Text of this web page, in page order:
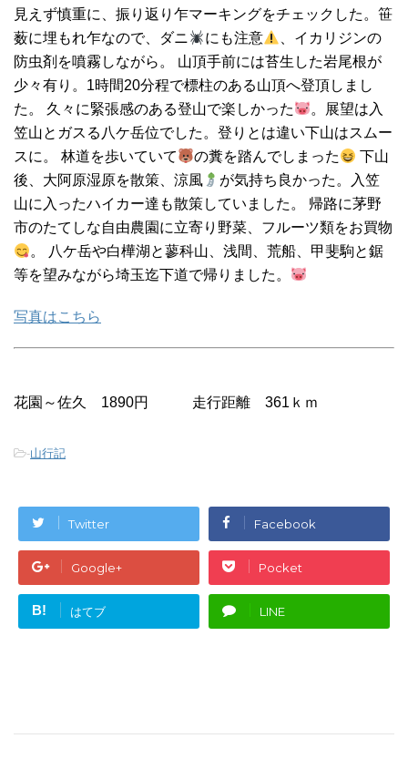
見えず慎重に、振り返り乍マーキングをチェックした。笹
薮に埋もれ乍なので、ダニ
にも注意
、イカリジンの
防虫剤を噴霧しながら。 山頂手前には苔生した岩尾根が
少々有り。1時間20分程で標柱のある山頂へ登頂しまし
た。 久々に緊張感のある登山で楽しかった
。展望は入
笠山とガスる八ケ岳位でした。登りとは違い下山はスムー
スに。 林道を歩いていて
の糞を踏んでしまった
下山
後、大阿原湿原を散策、涼風
が気持ち良かった。入笠
山に入ったハイカー達も散策していました。 帰路に茅野
市のたてしな自由農園に立寄り野菜、フルーツ類をお買物
。 八ケ岳や白樺湖と蓼科山、浅間、荒船、甲斐駒と鋸
等を望みながら埼玉迄下道で帰りました。
写真はこちら
花園～佐久 1890円 走行距離 361ｋｍ
-山行記
Twitter Facebook
Google+ Pocket
B! はてブ LINE